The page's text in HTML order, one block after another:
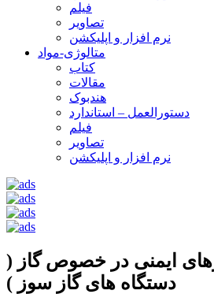
فیلم
تصاویر
نرم افزار و اپلیکشن
متالوژی-مواد
کتاب
مقالات
هندبوک
دستورالعمل – استاندارد
فیلم
تصاویر
نرم افزار و اپلیکشن
ایمنی در خصوص گاز (
دستگاه های گاز سوز )